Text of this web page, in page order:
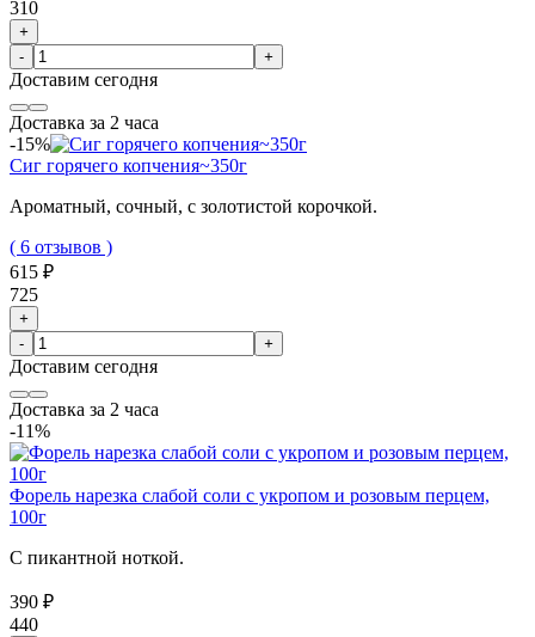
310
+
-
+
Доставим сегодня
Доставка за 2 часа
-15%
Сиг горячего копчения~350г
Ароматный, сочный, с золотистой корочкой.
( 6 отзывов )
615 ₽
725
+
-
+
Доставим сегодня
Доставка за 2 часа
-11%
Форель нарезка слабой соли с укропом и розовым перцем,
100г
С пикантной ноткой.
390 ₽
440